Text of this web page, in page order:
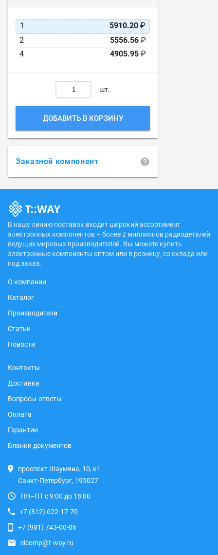
1 5910.20 ₽
2
5556.56 ₽
4
4905.95 ₽
шт.
ДОБАВИТЬ В КОРЗИНУ
Заказной компонент
В нашу линию поставок входит широкий ассортимент
электронных компонентов – более 2 миллионов радиодеталей
ведущих мировых производителей. Вы можете купить
электронные компоненты оптом или в розницу, со склада или
под заказ.
О компании
Каталог
Производители
Статьи
Новости
Контакты
Доставка
Вопросы-ответы
Оплата
Гарантии
Бланки документов
проспект Шаумяна, 10, к1
Санкт-Петербург, 195027
ПН–ПТ с 9:00 до 18:00
+7 (812) 622-17-70
+7 (981) 743-00-06
elcomp@t-way.ru